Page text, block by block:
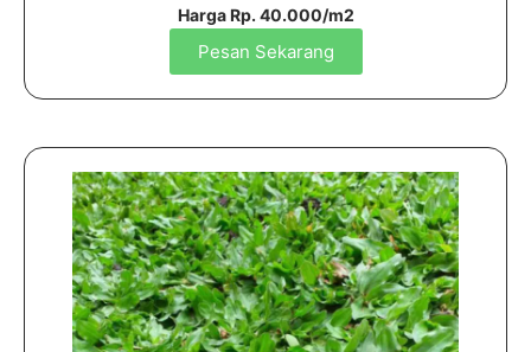
Harga Rp. 40.000/m2
Pesan Sekarang